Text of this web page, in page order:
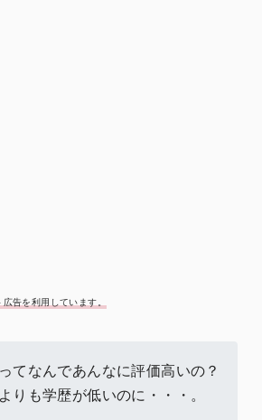
告を利用しています。
てなんであんなに評価高いの？
りも学歴が低いのに・・・。